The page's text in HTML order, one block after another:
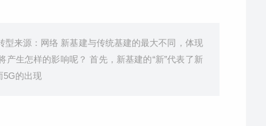
型来源：网络 新基建与传统基建的最大不同，体现
产生怎样的影响呢？ 首先，新基建的“新”代表了新
5G的出现